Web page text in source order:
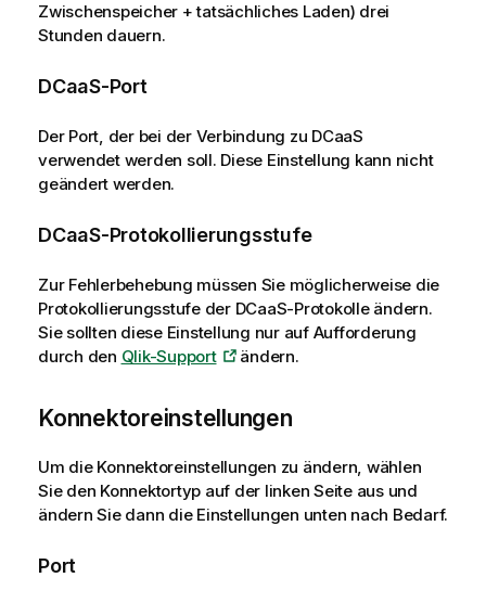
Zwischenspeicher + tatsächliches Laden) drei
Stunden dauern.
DCaaS-Port
Der Port, der bei der Verbindung zu DCaaS
verwendet werden soll. Diese Einstellung kann nicht
geändert werden.
DCaaS-Protokollierungsstufe
Zur Fehlerbehebung müssen Sie möglicherweise die
Protokollierungsstufe der DCaaS-Protokolle ändern.
Sie sollten diese Einstellung nur auf Aufforderung
durch den Qlik-Support ändern.
Konnektoreinstellungen
Um die Konnektoreinstellungen zu ändern, wählen
Sie den Konnektortyp auf der linken Seite aus und
ändern Sie dann die Einstellungen unten nach Bedarf.
Port